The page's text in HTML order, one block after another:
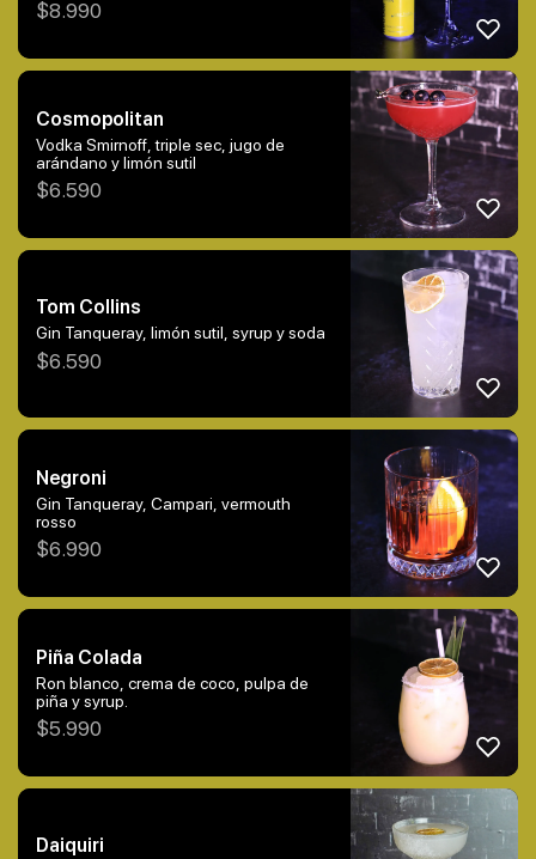
$8.990
Cosmopolitan
Vodka Smirnoff, triple sec, jugo de
arándano y limón sutil
$6.590
Tom Collins
Gin Tanqueray, limón sutil, syrup y soda
$6.590
Negroni
Gin Tanqueray, Campari, vermouth
rosso
$6.990
Piña Colada
Ron blanco, crema de coco, pulpa de
piña y syrup.
$5.990
Daiquiri